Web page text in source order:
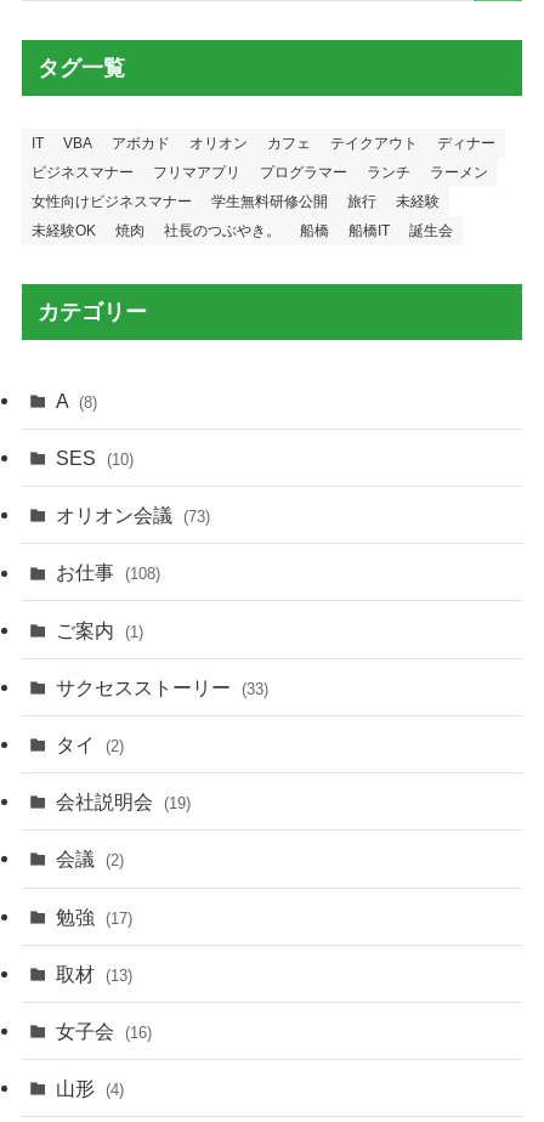
タグ一覧
IT VBA アボカド オリオン カフェ テイクアウト
ディナー
ビジネスマナー
フリマアプリ プログラマー ランチ
ラーメン
女性向けビジネスマナー
学生無料研修公開 旅行
未経験
未経験OK
焼肉 社長のつぶやき。 船橋 船橋IT 誕生会
カテゴリー
A (8)
SES (10)
オリオン会議 (73)
お仕事 (108)
ご案内 (1)
サクセスストーリー (33)
タイ (2)
会社説明会 (19)
会議 (2)
勉強 (17)
取材 (13)
女子会 (16)
山形 (4)